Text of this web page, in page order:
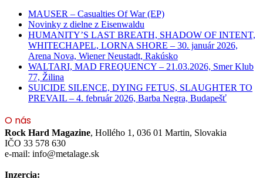
MAUSER – Casualties Of War (EP)
Novinky z dielne z Eisenwaldu
HUMANITY’S LAST BREATH, SHADOW OF INTENT,
WHITECHAPEL, LORNA SHORE – 30. január 2026,
Arena Nova, Wiener Neustadt, Rakúsko
WALTARI, MAD FREQUENCY – 21.03.2026, Smer Klub
77, Žilina
SUICIDE SILENCE, DYING FETUS, SLAUGHTER TO
PREVAIL – 4. február 2026, Barba Negra, Budapešť
O nás
Rock Hard Magazine, Hollého 1, 036 01 Martin, Slovakia
IČO 33 578 630
e-mail: info@metalage.sk
Inzercia: